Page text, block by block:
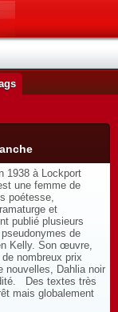
1938 à Lockport
une femme de
poétesse,
et
publié plusieurs
de
Kelly. Son œuvre,
nombreux prix
nouvelles, Dahlia noir
Des textes très
mais globalement